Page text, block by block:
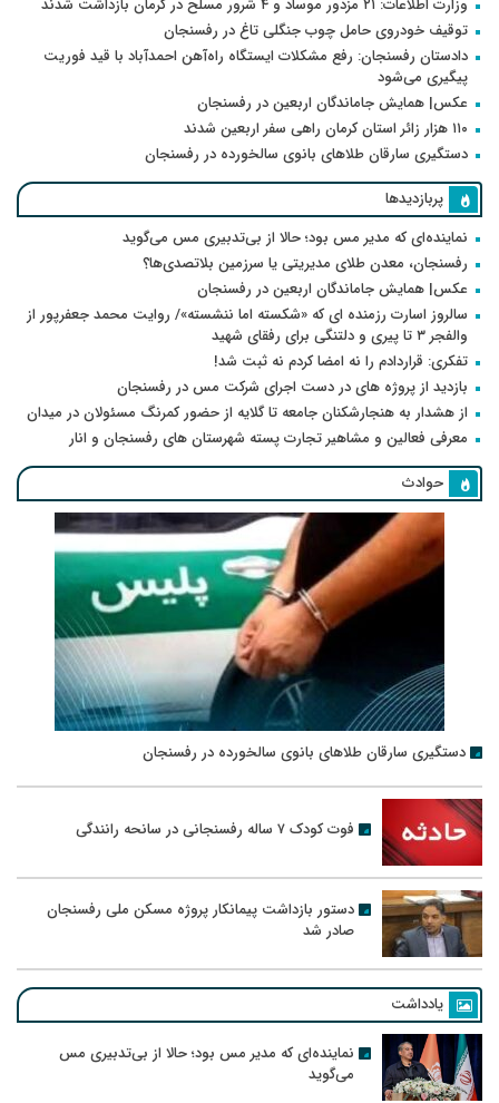
وزارت اطلاعات: ۲۱ مزدور موساد و ۴ شرور مسلح در کرمان بازداشت شدند
توقیف خودروی حامل چوب جنگلی تاغ در رفسنجان
دادستان رفسنجان: رفع مشکلات ایستگاه راه‌آهن احمدآباد با قید فوریت
پیگیری می‌شود
عکس| همایش جاماندگان اربعین در رفسنجان
۱۱۰ هزار زائر استان کرمان راهی سفر اربعین شدند
دستگیری سارقان طلاهای بانوی سالخورده در رفسنجان
پربازدیدها
نماینده‌ای که مدیر مس بود؛ حالا از بی‌تدبیری مس می‌گوید
رفسنجان، معدن طلای مدیریتی یا سرزمین بلاتصدی‌ها؟
عکس| همایش جاماندگان اربعین در رفسنجان
سالروز اسارت رزمنده ای که «شکسته اما ننشسته»/ روایت محمد جعفرپور از
والفجر ۳ تا پیری و دلتنگی برای رفقای شهید
تفکری: قراردادم را نه امضا کردم نه ثبت شد!
بازدید از پروژه های در دست اجرای شرکت مس در رفسنجان
از هشدار به هنجارشکنان جامعه تا گلایه از حضور کمرنگ مسئولان در میدان
معرفی فعالین و مشاهیر تجارت پسته شهرستان های رفسنجان و انار
حوادث
دستگیری سارقان طلاهای بانوی سالخورده در رفسنجان
فوت کودک ۷ ساله رفسنجانی در سانحه رانندگی
دستور بازداشت پیمانکار پروژه مسکن ملی رفسنجان
صادر شد
یادداشت
نماینده‌ای که مدیر مس بود؛ حالا از بی‌تدبیری مس
می‌گوید